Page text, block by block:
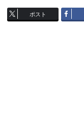
ポスト